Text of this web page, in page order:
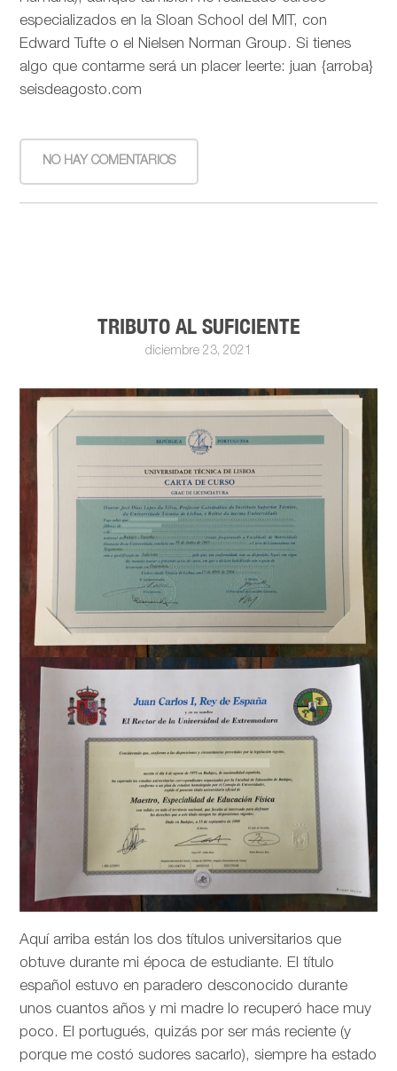
especializados en la Sloan School del MIT, con
Edward Tufte o el Nielsen Norman Group. Si tienes
algo que contarme será un placer leerte: juan {arroba}
seisdeagosto.com
NO HAY COMENTARIOS
TRIBUTO AL SUFICIENTE
diciembre 23, 2021
Aquí arriba están los dos títulos universitarios que
obtuve durante mi época de estudiante. El título
español estuvo en paradero desconocido durante
unos cuantos años y mi madre lo recuperó hace muy
poco. El portugués, quizás por ser más reciente (y
porque me costó sudores sacarlo), siempre ha estado